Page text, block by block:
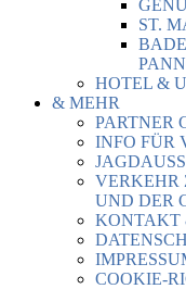
ST.
HOTEL &
& MEHR
PARTNER
INFO FÜR
VERKEHR
UND DER
KONTAKT
COOKIE-